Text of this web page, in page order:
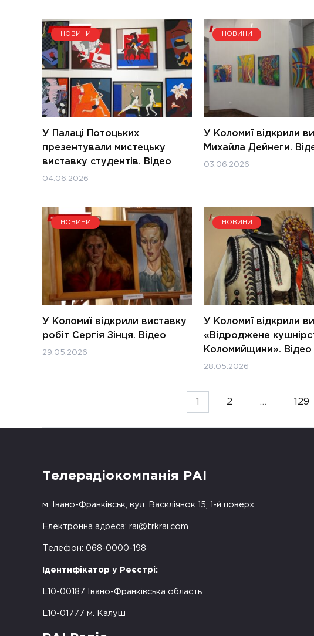
НОВИНИ
У Палаці Потоцьких
презентували мистецьку
виставку студентів. Відео
04.06.2026
НОВИНИ
У Коломиї відкрили
Михайла Дейнеги.
03.06.2026
НОВИНИ
У Коломиї відкрили виставку
робіт Сергія Зінця. Відео
29.05.2026
НОВИНИ
У Коломиї відкрили
«Відроджене
Коломийщини». Відео
28.05.2026
2 … 129
Телерадіокомпанія РАІ
м. Івано-Франківськ, вул. Василіянок 15, 1-й поверх
Електронна адреса: rai@trkrai.com
Телефон: 068-0000-198
Ідентифікатор у Реєстрі:
L10-00187 Івано-Франківська область
L10-01777 м. Калуш